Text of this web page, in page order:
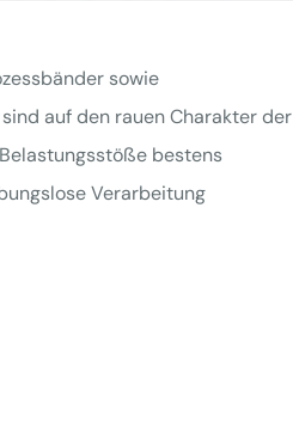
sowie
auf den rauen Charakter der
bestens
Verarbeitung